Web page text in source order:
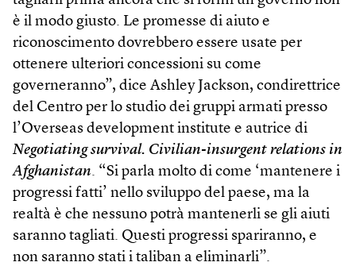
è il modo giusto. Le promesse di aiuto e
riconoscimento dovrebbero essere usate per
ottenere ulteriori concessioni su come
governeranno”, dice Ashley Jackson, condirettrice
del Centro per lo studio dei gruppi armati presso
l’Overseas development institute e autrice di
Negotiating survival. Civilian-insurgent relations in
Afghanistan. “Si parla molto di come ‘mantenere i
progressi fatti’ nello sviluppo del paese, ma la
realtà è che nessuno potrà mantenerli se gli aiuti
saranno tagliati. Questi progressi spariranno, e
non saranno stati i taliban a eliminarli”.